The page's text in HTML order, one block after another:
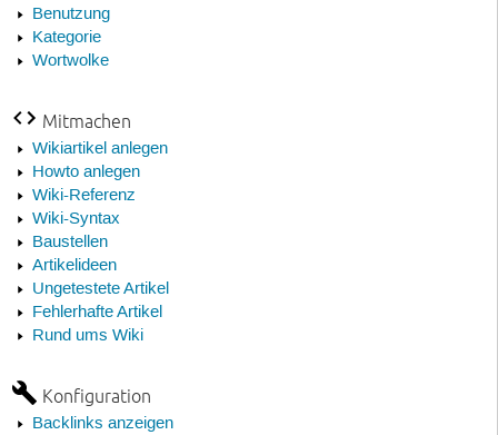
Benutzung
Kategorie
Wortwolke
Mitmachen
Wikiartikel anlegen
Howto anlegen
Wiki-Referenz
Wiki-Syntax
Baustellen
Artikelideen
Ungetestete Artikel
Fehlerhafte Artikel
Rund ums Wiki
Konfiguration
Backlinks anzeigen